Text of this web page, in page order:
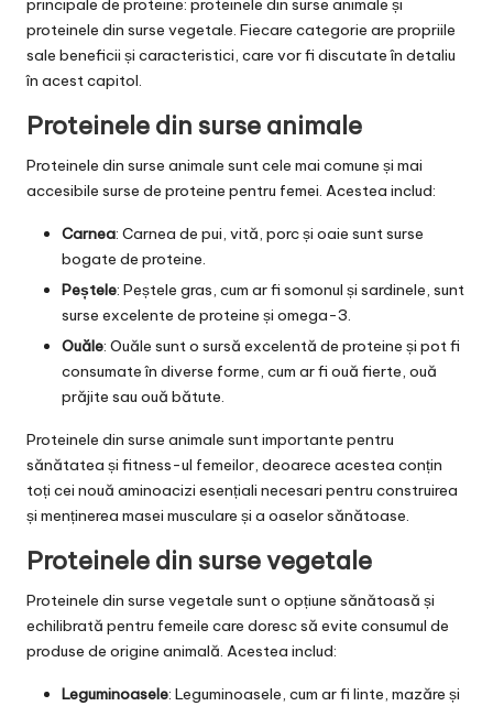
principale de proteine: proteinele din surse animale și
proteinele din surse vegetale. Fiecare categorie are propriile
sale beneficii și caracteristici, care vor fi discutate în detaliu
în acest capitol.
Proteinele din surse animale
Proteinele din surse animale sunt cele mai comune și mai
accesibile surse de proteine pentru femei. Acestea includ:
Carnea: Carnea de pui, vită, porc și oaie sunt surse
bogate de proteine.
Peștele: Peștele gras, cum ar fi somonul și sardinele, sunt
surse excelente de proteine și omega-3.
Ouăle: Ouăle sunt o sursă excelentă de proteine și pot fi
consumate în diverse forme, cum ar fi ouă fierte, ouă
prăjite sau ouă bătute.
Proteinele din surse animale sunt importante pentru
sănătatea și fitness-ul femeilor, deoarece acestea conțin
toți cei nouă aminoacizi esențiali necesari pentru construirea
și menținerea masei musculare și a oaselor sănătoase.
Proteinele din surse vegetale
Proteinele din surse vegetale sunt o opțiune sănătoasă și
echilibrată pentru femeile care doresc să evite consumul de
produse de origine animală. Acestea includ:
Leguminoasele: Leguminoasele, cum ar fi linte, mazăre și